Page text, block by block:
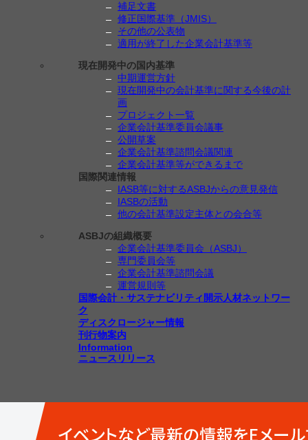
補足文書
修正国際基準（JMIS）
その他の公表物
適用が終了した企業会計基準等
現在開発中の国内基準
中期運営方針
現在開発中の会計基準に関する今後の計
画
プロジェクト一覧
企業会計基準委員会議事
公開草案
企業会計基準諮問会議関連
企業会計基準等ができるまで
国際関連情報
IASB等に対するASBJからの意見発信
IASBの活動
他の会計基準設定主体との会合等
ASBJの組織概要
企業会計基準委員会（ASBJ）
専門委員会等
企業会計基準諮問会議
運営規則等
国際会計・サステナビリティ開示人材ネットワー
ク
ディスクロージャー情報
刊行物案内
Information
ニュースリリース